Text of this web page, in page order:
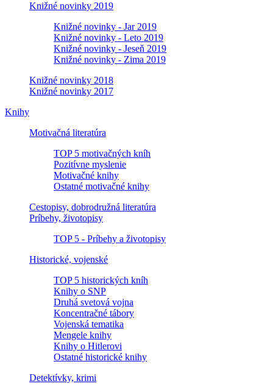
Knižné novinky 2019
Knižné novinky - Jar 2019
Knižné novinky - Leto 2019
Knižné novinky - Jeseň 2019
Knižné novinky - Zima 2019
Knižné novinky 2018
Knižné novinky 2017
Knihy
Motivačná literatúra
TOP 5 motivačných kníh
Pozitívne myslenie
Motivačné knihy
Ostatné motivačné knihy
Cestopisy, dobrodružná literatúra
Príbehy, životopisy
TOP 5 - Príbehy a životopisy
Historické, vojenské
TOP 5 historických kníh
Knihy o SNP
Druhá svetová vojna
Koncentračné tábory
Vojenská tematika
Mengele knihy
Knihy o Hitlerovi
Ostatné historické knihy
Detektívky, krimi